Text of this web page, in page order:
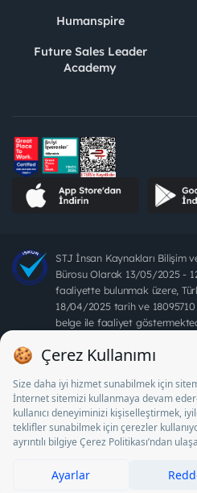
Humanspire
Future Sales Leader
Academy
STJ İnsan Kaynakları Bilişim
Bürosu Olarak 13/05/2025 -
faaliyette bulunmak üzere,
18/04/2025 tarih ve 18095710
belge ile faaliyet